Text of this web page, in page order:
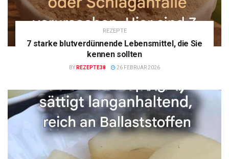
REZEPTE
7 starke blutverdünnende Lebensmittel, die Sie
kennen sollten
BY REZEPTE38 26 FEBRUAR 2026